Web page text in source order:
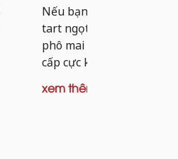
Nếu bạn đã quá quen với
tart ngọt, thì tart khoai
phô mai chính là phiên
cấp cực kỳ đáng thử. Thay
xem thêm